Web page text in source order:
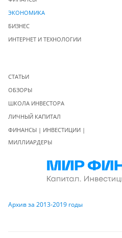
ЭКОНОМИКА
БИЗНЕС
ИНТЕРНЕТ И ТЕХНОЛОГИИ
СТАТЬИ
ОБЗОРЫ
ШКОЛА ИНВЕСТОРА
ЛИЧНЫЙ КАПИТАЛ
ФИНАНСЫ | ИНВЕСТИЦИИ |
МИЛЛИАРДЕРЫ
Архив за 2013-2019 годы